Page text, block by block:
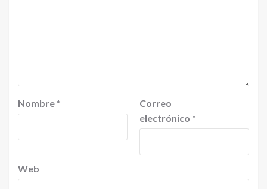
Nombre *
Correo
electrónico *
Web